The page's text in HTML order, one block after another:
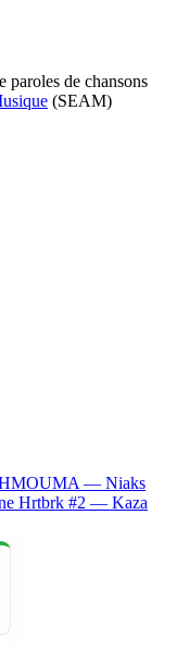
paroles de chansons
(SEAM)
— Niaks
Hrtbrk #2 — Kaza